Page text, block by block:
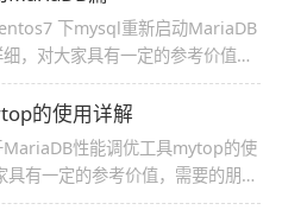
下mysql重新启动MariaDB
，对大家具有一定的参考价值，
的使用详解
性能调优工具mytop的使
有一定的参考价值，需要的朋友